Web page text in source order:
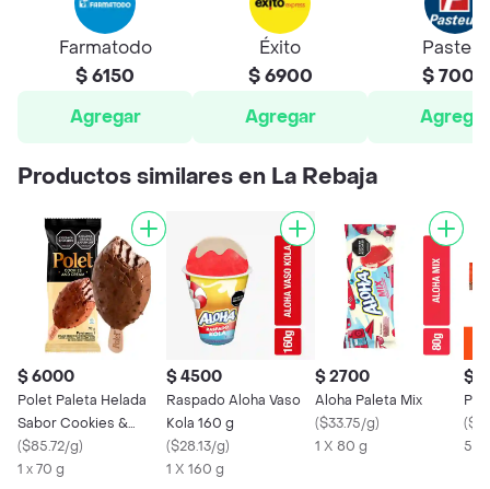
Farmatodo
$ 6150
Agregar
Éxito
$ 6900
Agregar
Pasteur
$ 7000
Agregar
Productos similares en La Rebaja
$ 6000
Polet Paleta Helada
Sabor Cookies &
Cream
($85.72/g)
1 x 70 g
$ 4500
Raspado Aloha Vaso
Kola 160 g
($28.13/g)
1 X 160 g
$ 2700
Aloha Paleta Mix
($33.75/g)
1 X 80 g
$
(
50